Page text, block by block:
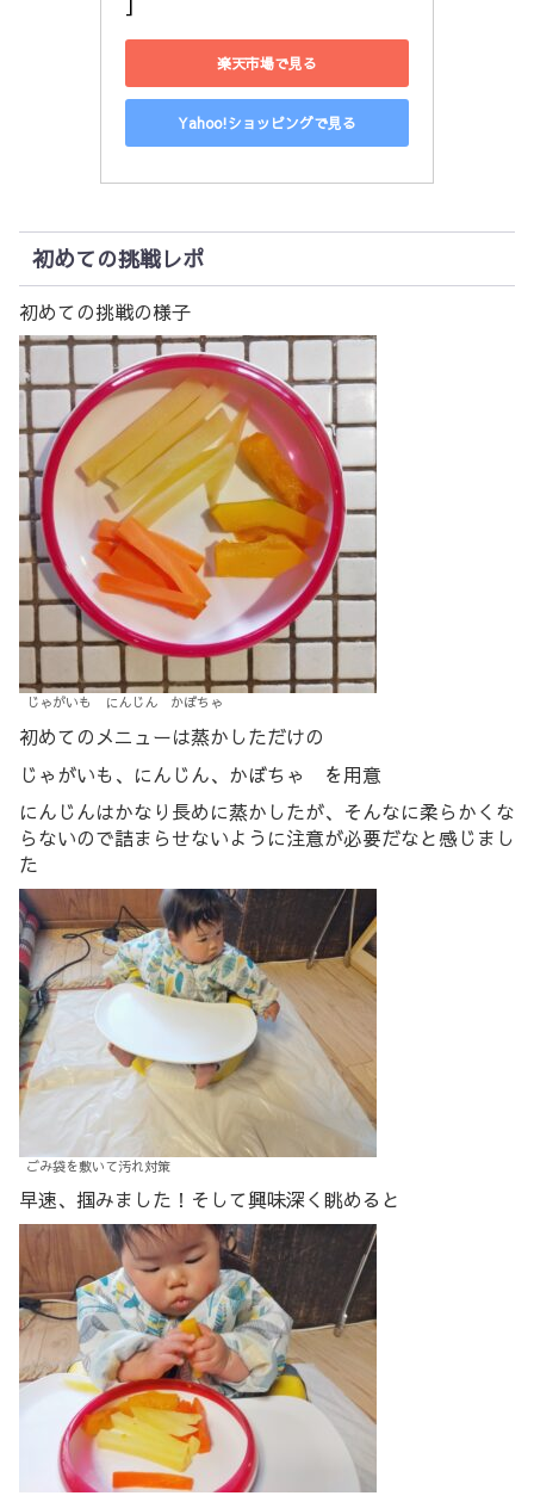
楽天市場で見る
Yahoo!ショッピングで見る
初めての挑戦レポ
初めての挑戦の様子
じゃがいも にんじん かぼちゃ
初めてのメニューは蒸かしただけの
じゃがいも、にんじん、かぼちゃ を用意
にんじんはかなり長めに蒸かしたが、そんなに柔らかくな
らないので詰まらせないように注意が必要だなと感じまし
た
ごみ袋を敷いて汚れ対策
早速、掴みました！そして興味深く眺めると